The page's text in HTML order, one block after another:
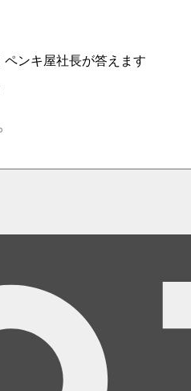
ペンキ屋社長が答えます